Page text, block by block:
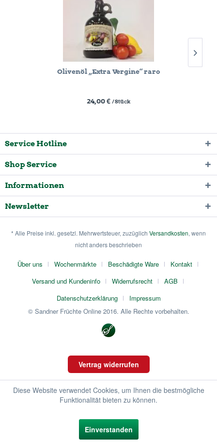
Olivenöl „Extra Vergine“ raro
24,00 € / Stück
Service Hotline
Shop Service
Informationen
Newsletter
* Alle Preise inkl. gesetzl. Mehrwertsteuer, zuzüglich Versandkosten, wenn
nicht anders beschrieben
Über uns Wochenmärkte Beschädigte Ware
Kontakt
Versand und Kundeninfo
Widerrufsrecht
AGB
Datenschutzerklärung
Impressum
© Sandner Früchte Online 2016. Alle Rechte vorbehalten.
Vertrag widerrufen
Diese Website verwendet Cookies, um Ihnen die bestmögliche
Funktionalität bieten zu können.
Einverstanden